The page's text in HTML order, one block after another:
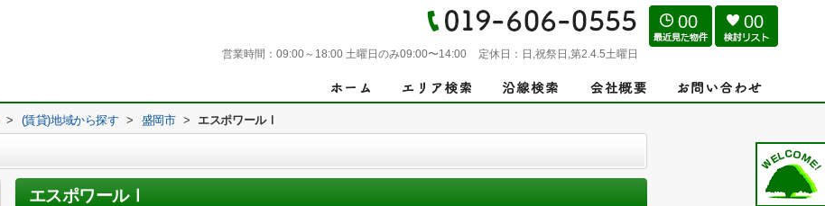
営業時間： 09:00～18:00 土曜日のみ09:00〜14:00 定休日： 日,祝祭日,第2.4.5土曜日
00 00
> (賃貸)地域から探す > 盛岡市 > エスポワールⅠ
エスポワールⅠ